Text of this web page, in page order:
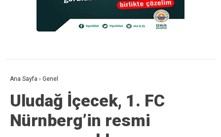
Ana Sayfa › Genel
Uludağ İçecek, 1. FC
Nürnberg’in resmi